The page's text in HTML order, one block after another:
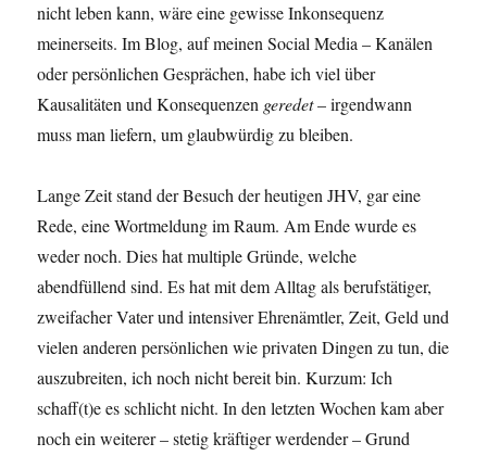
nicht leben kann, wäre eine gewisse Inkonsequenz
meinerseits. Im Blog, auf meinen Social Media – Kanälen
oder persönlichen Gesprächen, habe ich viel über
Kausalitäten und Konsequenzen geredet– irgendwann
muss man liefern, um glaubwürdig zu bleiben.
Lange Zeit stand der Besuch der heutigen JHV, gar eine
Rede, eine Wortmeldung im Raum. Am Ende wurde es
weder noch. Dies hat multiple Gründe, welche
abendfüllend sind. Es hat mit dem Alltag als berufstätiger,
zweifacher Vater und intensiver Ehrenämtler, Zeit, Geld und
vielen anderen persönlichen wie privaten Dingen zu tun, die
auszubreiten, ich noch nicht bereit bin. Kurzum: Ich
schaff(t)e es schlicht nicht. In den letzten Wochen kam aber
noch ein weiterer – stetig kräftiger werdender – Grund